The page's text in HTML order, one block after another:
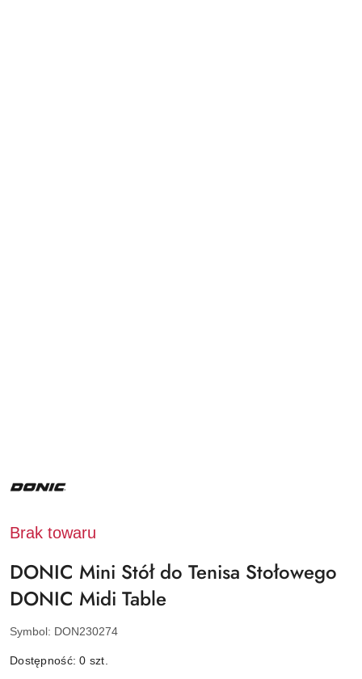
PRODUCENTA:
Brak towaru
DONIC Mini Stół do Tenisa Stołowego
DONIC Midi Table
Symbol: DON230274
Dostępność:0 szt.